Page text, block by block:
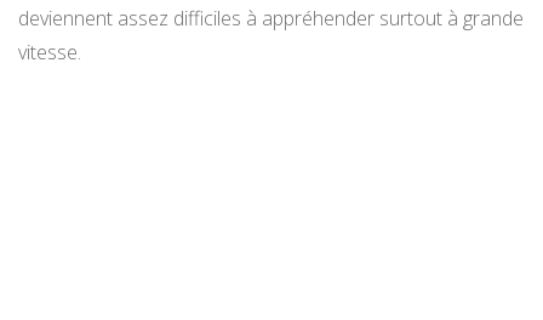
deviennent assez difficiles à appréhender surtout à grande
vitesse.